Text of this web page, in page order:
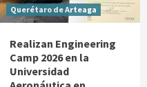
Querétaro de Arteaga
Realizan Engineering
Camp 2026 en la
Universidad